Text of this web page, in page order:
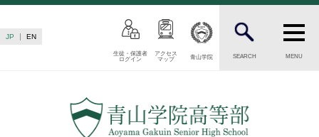
JP EN
生徒・保護者
ログイン
アクセス
マップ
青山学院 SEARCH MENU